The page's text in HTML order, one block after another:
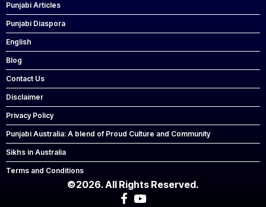
Punjabi Articles
Punjabi Diaspora
English
Blog
Contact Us
Disclaimer
Privacy Policy
Punjabi Australia: A blend of Proud Culture and Community
Sikhs in Australia
Terms and Conditions
©2026. All Rights Reserved.